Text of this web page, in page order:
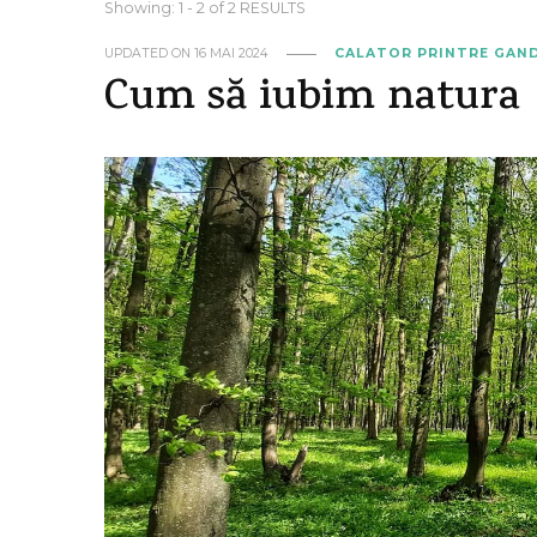
Showing: 1 - 2 of 2 RESULTS
UPDATED ON 16 MAI 2024 CALATOR PRINTRE
Cum să iubim natura